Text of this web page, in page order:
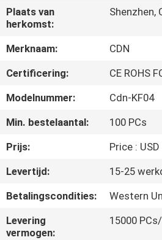
ONS
NEEM
CONTACT
MET
ONS
OP
Plaats van
herkomst:
Shenzhen,
Merknaam:
CDN
Certificering:
CE ROHS
Modelnummer:
Cdn-KF04
Min. bestelaantal:
100 PCs
Prijs:
Price :
Levertijd:
15-25
Betalingscondities:
Western
Levering
vermogen:
15000